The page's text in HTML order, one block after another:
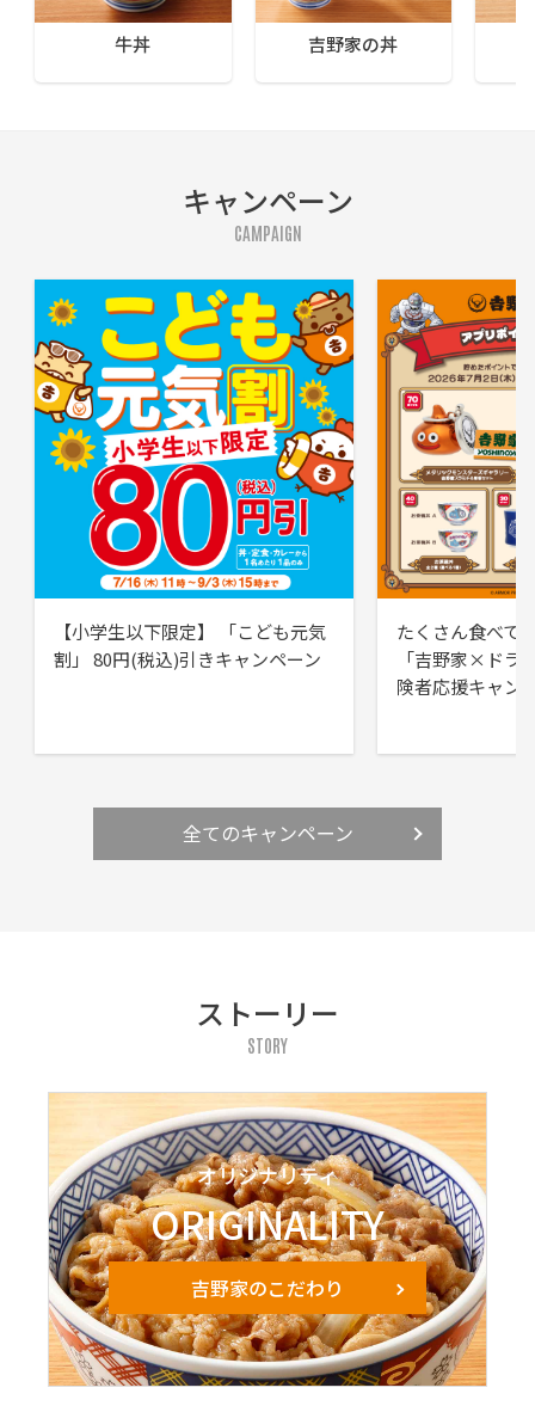
牛丼 吉野家の丼
キャンペーン
CAMPAIGN
【小学生以下限定】 「こども元気
割」 80円(税込)引きキャンペーン
たくさん食べて
「吉野家×ドラ
険者応援キャン
全てのキャンペーン
ストーリー
STORY
オリジナリティ
ORIGINALITY
吉野家のこだわり